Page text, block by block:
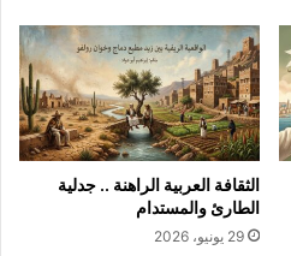
الثقافة العربية الراهنة .. جدلية
الطارئ والمستدام
29 يونيو، 2026